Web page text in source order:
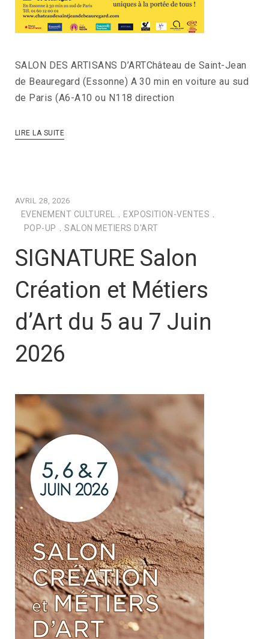
SALON DES ARTISANS D’ARTChâteau de Saint-Jean
de Beauregard (Essonne) A 30 min en voiture au sud
de Paris (A6-A10 ou N118 direction
LIRE LA SUITE
AVRIL 28, 2026
EVENEMENT CULTUREL EXPOSITION-VENTES
POP-UP
SALON METIERS D'ART
SIGNATURE Salon
Création et Métiers
d’Art du 5 au 7 Juin
2026